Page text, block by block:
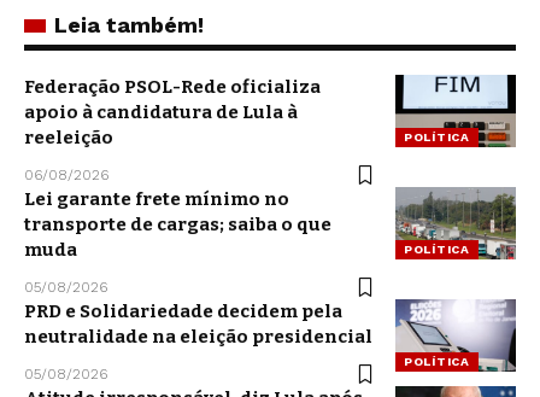
Leia também!
POLÍTICA
Federação PSOL-Rede oficializa
apoio à candidatura de Lula à
reeleição
06/08/2026
POLÍTICA
Lei garante frete mínimo no
transporte de cargas; saiba o que
muda
05/08/2026
POLÍTICA
PRD e Solidariedade decidem pela
neutralidade na eleição presidencial
05/08/2026